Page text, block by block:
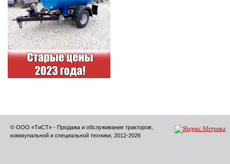
© ООО «ТиСТ» - Продажа и обслуживание тракторов,
коммунальной и специальной техники, 2012-2026